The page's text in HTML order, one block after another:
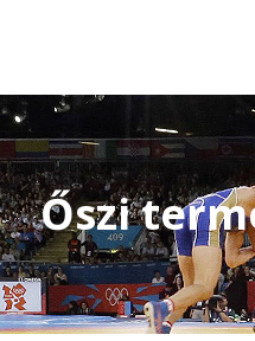
Őszi